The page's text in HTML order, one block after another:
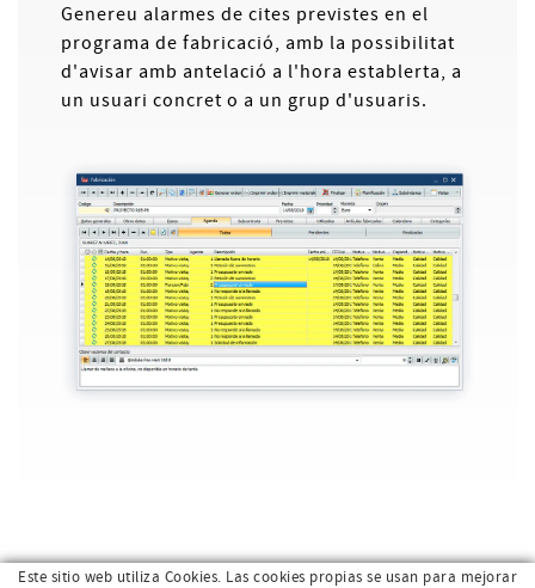
Genereu alarmes de cites previstes en el
programa de fabricació, amb la possibilitat
d'avisar amb antelació a l'hora establerta, a
un usuari concret o a un grup d'usuaris.
Este sitio web utiliza Cookies. Las cookies propias se usan para mejorar